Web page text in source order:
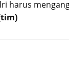
harus